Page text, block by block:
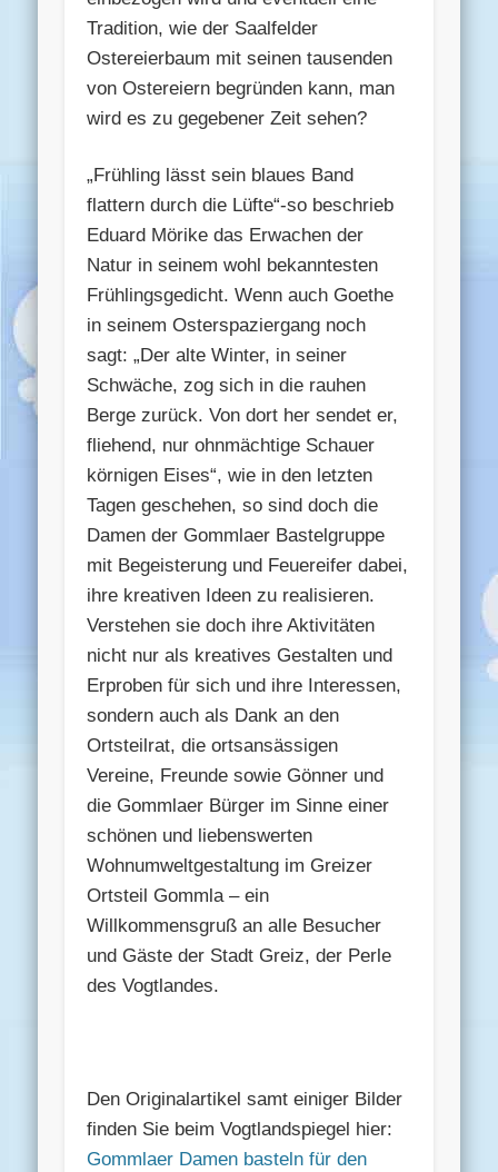
Tradition, wie der Saalfelder
Ostereierbaum mit seinen tausenden
von Ostereiern begründen kann, man
wird es zu gegebener Zeit sehen?
„Frühling lässt sein blaues Band
flattern durch die Lüfte“-so beschrieb
Eduard Mörike das Erwachen der
Natur in seinem wohl bekanntesten
Frühlingsgedicht. Wenn auch Goethe
in seinem Osterspaziergang noch
sagt: „Der alte Winter, in seiner
Schwäche, zog sich in die rauhen
Berge zurück. Von dort her sendet er,
fliehend, nur ohnmächtige Schauer
körnigen Eises“, wie in den letzten
Tagen geschehen, so sind doch die
Damen der Gommlaer Bastelgruppe
mit Begeisterung und Feuereifer dabei,
ihre kreativen Ideen zu realisieren.
Verstehen sie doch ihre Aktivitäten
nicht nur als kreatives Gestalten und
Erproben für sich und ihre Interessen,
sondern auch als Dank an den
Ortsteilrat, die ortsansässigen
Vereine, Freunde sowie Gönner und
die Gommlaer Bürger im Sinne einer
schönen und liebenswerten
Wohnumweltgestaltung im Greizer
Ortsteil Gommla – ein
Willkommensgruß an alle Besucher
und Gäste der Stadt Greiz, der Perle
des Vogtlandes.
Den Originalartikel samt einiger Bilder
finden Sie beim Vogtlandspiegel hier:
Gommlaer Damen basteln für den